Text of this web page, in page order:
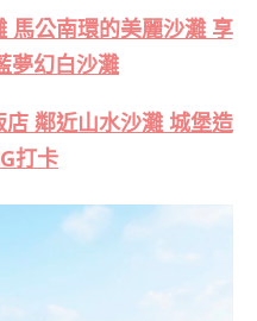
馬公南環的美麗沙灘 享
夢幻白沙灘
鄰近山水沙灘 城堡造
打卡